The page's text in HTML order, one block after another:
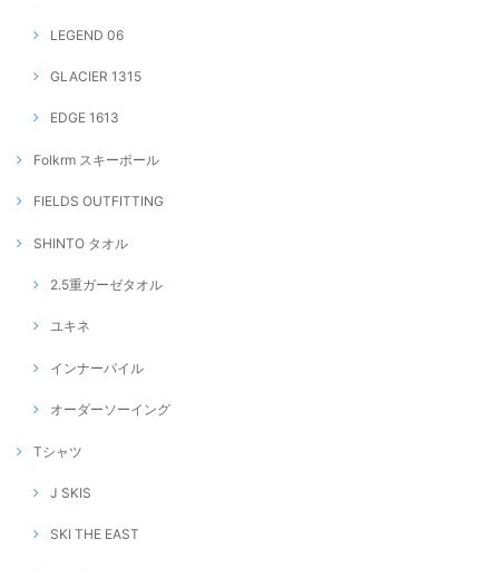
LEGEND 06
GLACIER 1315
EDGE 1613
Folkrm スキーポール
FIELDS OUTFITTING
SHINTO タオル
2.5重ガーゼタオル
ユキネ
インナーパイル
オーダーソーイング
Tシャツ
J SKIS
SKI THE EAST